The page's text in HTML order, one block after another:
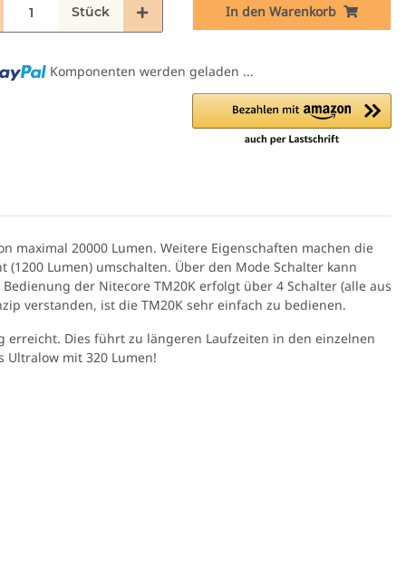
Stück In den Warenkorb
Komponenten werden geladen ...
20000 Lumen. Weitere Eigenschaften machen die
Lumen) umschalten. Über den Mode Schalter kann
der Nitecore TM20K erfolgt über 4 Schalter (alle aus
verstanden, ist die TM20K sehr einfach zu bedienen.
Dies führt zu längeren Laufzeiten in den einzelnen
Ultralow mit 320 Lumen!